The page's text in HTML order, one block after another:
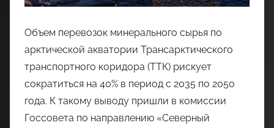
Объем перевозок минерального сырья по
арктической акватории Трансарктического
транспортного коридора (ТТК) рискует
сократиться на 40% в период с 2035 по 2050
года. К такому выводу пришли в комиссии
Госсовета по направлению «Северный